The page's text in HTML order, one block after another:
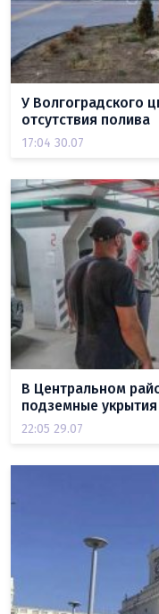
У Волгоградского
отсутствия полива
17:04 30.07
В Центральном
подземные укрытия
22:05 29.07